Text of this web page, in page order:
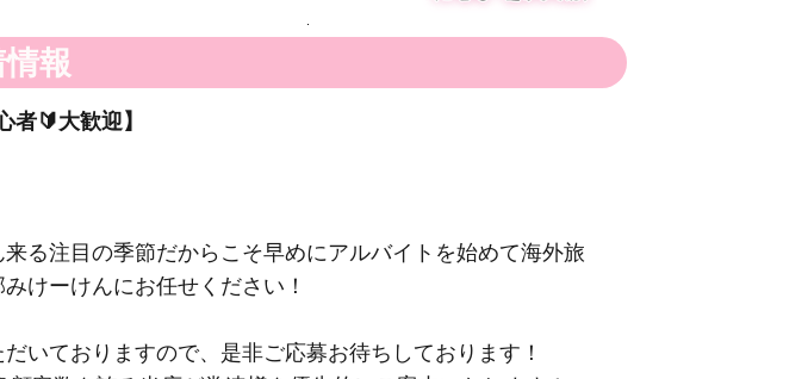
報
者🔰大歓迎】
る注目の季節だからこそ早めにアルバイトを始めて海外旅
けーけんにお任せください！
いておりますので、是非ご応募お待ちしております！